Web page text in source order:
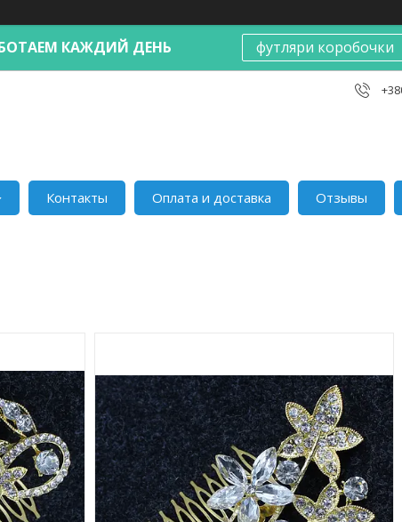
КАЖДИЙ ДЕНЬ футляри коробочки
Контакты Оплата и доставка Отзывы